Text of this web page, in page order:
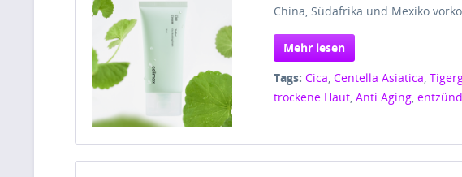
China, Südafrika und Mexiko
Mehr lesen
Tags: Cica,Centella Asiatica,
trockene Haut,Anti Aging,